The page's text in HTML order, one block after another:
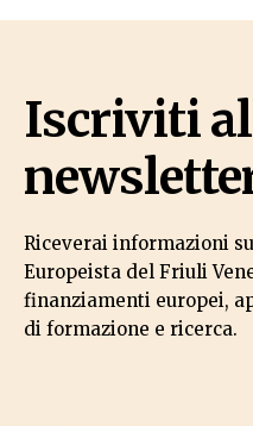
Iscriviti
Riceverai informazioni
Europeista del Friuli
finanziamenti europei,
di formazione e ricerca.